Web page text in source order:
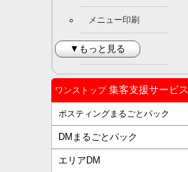
メニュー印刷
▼もっと見る
ワンストップ集客支援サービス
ポスティングまるごとパック
DMまるごとパック
エリアDM